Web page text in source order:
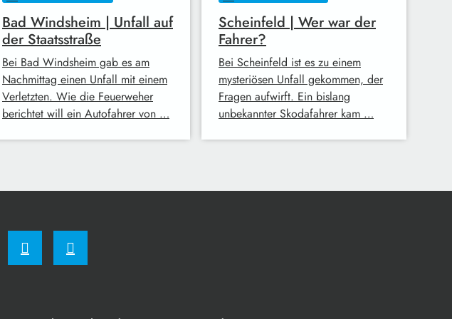
Bad Windsheim | Unfall auf
der Staatsstraße
Bei Bad Windsheim gab es am
Nachmittag einen Unfall mit einem
Verletzten. Wie die Feuerweher
berichtet will ein Autofahrer von …
Scheinfeld | Wer war der
Fahrer?
Bei Scheinfeld ist es zu einem
mysteriösen Unfall gekommen, der
Fragen aufwirft. Ein bislang
unbekannter Skodafahrer kam …